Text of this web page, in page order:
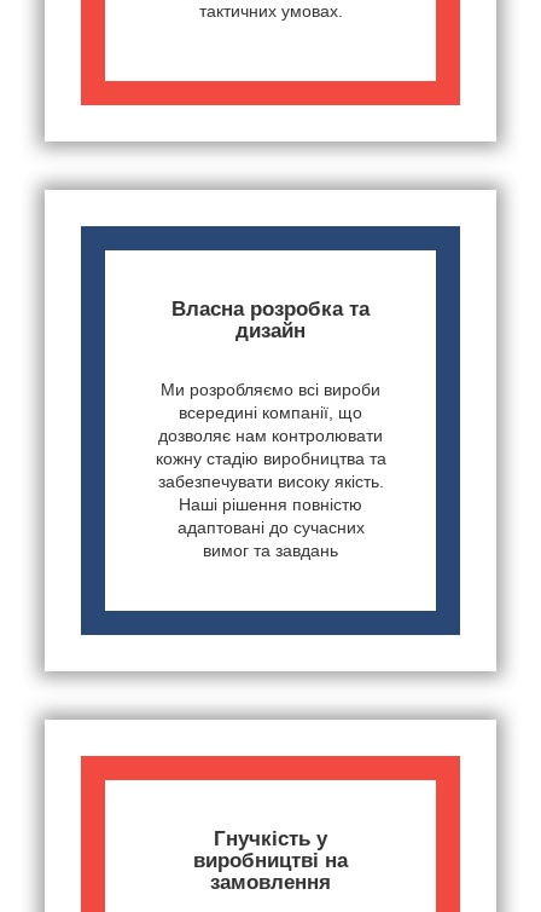
тактичних умовах.
Власна розробка та
дизайн
Ми розробляємо всі вироби
всередині компанії, що
дозволяє нам контролювати
кожну стадію виробництва та
забезпечувати високу якість.
Наші рішення повністю
адаптовані до сучасних
вимог та завдань
Гнучкість у
виробництві на
замовлення